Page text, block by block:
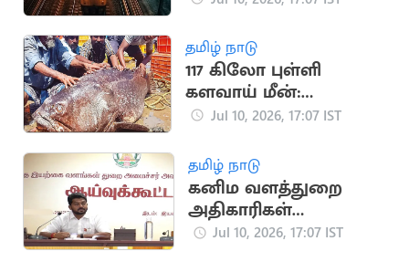
தமிழ் நாடு
117 கிலோ புள்ளி
களவாய் மீன்:
மீனவர்களுக்கு
Jul 10, 2026, 17:07 IST
தமிழ் நாடு
கனிம வளத்துறை
அதிகாரிகள்
கூண்டோடு மாற்றம்
Jul 10, 2026, 17:07 IST